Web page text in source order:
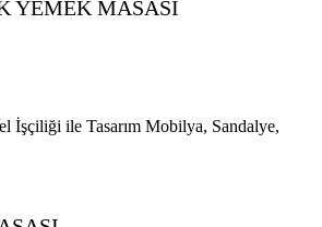
YEMEK MASASI